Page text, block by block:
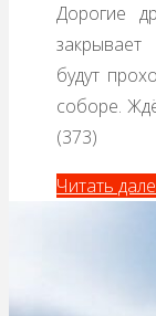
Дорогие
будут
соборе.
(373)
Читать